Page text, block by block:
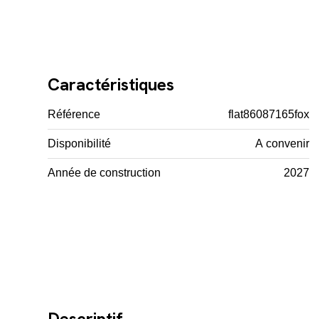
Caractéristiques
Référence flat86087165fox
Disponibilité A convenir
Année de construction 2027